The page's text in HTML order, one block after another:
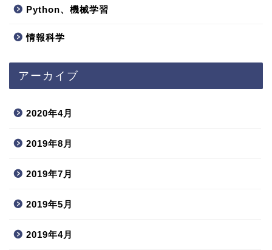
Python、機械学習
情報科学
アーカイブ
2020年4月
2019年8月
2019年7月
2019年5月
2019年4月